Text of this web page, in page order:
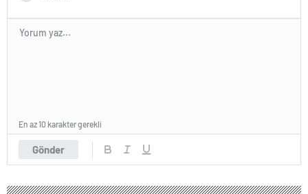
Gönder
En az 10 karakter gerekli